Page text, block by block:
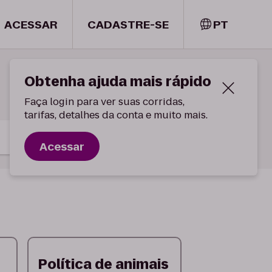
ACESSAR CADASTRE-SE PT
Obtenha ajuda mais rápido
Faça login para ver suas corridas,
tarifas, detalhes da conta e muito mais.
Acessar
Política de animais